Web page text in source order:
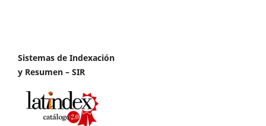
Sistemas de Indexación
y Resumen – SIR